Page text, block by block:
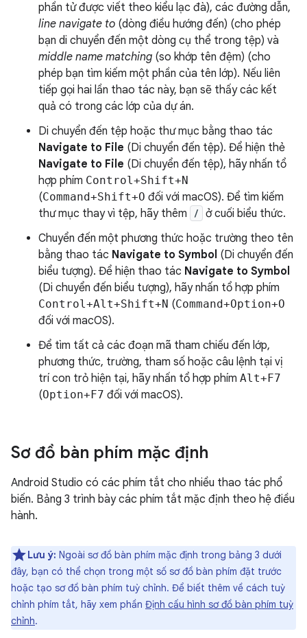
phần tử được viết theo kiểu lạc đà), các đường dẫn,
line navigate to (dòng điều hướng đến) (cho phép
bạn di chuyển đến một dòng cụ thể trong tệp) và
middle name matching (so khớp tên đệm) (cho
phép bạn tìm kiếm một phần của tên lớp). Nếu liên
tiếp gọi hai lần thao tác này, bạn sẽ thấy các kết
quả có trong các lớp của dự án.
Di chuyển đến tệp hoặc thư mục bằng thao tác
Navigate to File (Di chuyển đến tệp). Để hiện thẻ
Navigate to File (Di chuyển đến tệp), hãy nhấn tổ
hợp phím Control+Shift+N
(Command+Shift+O đối với macOS). Để tìm kiếm
thư mục thay vì tệp, hãy thêm
/ ở cuối biểu thức.
Chuyển đến một phương thức hoặc trường theo tên
bằng thao tác Navigate to Symbol (Di chuyển đến
biểu tượng). Để hiện thao tác Navigate to Symbol
(Di chuyển đến biểu tượng), hãy nhấn tổ hợp phím
Control+Alt+Shift+N (Command+Option+O
đối với macOS).
Để tìm tất cả các đoạn mã tham chiếu đến lớp,
phương thức, trường, tham số hoặc câu lệnh tại vị
trí con trỏ hiện tại, hãy nhấn tổ hợp phím Alt+F7
(Option+F7 đối với macOS).
Sơ đồ bàn phím mặc định
Android Studio có các phím tắt cho nhiều thao tác phổ
biến. Bảng 3 trình bày các phím tắt mặc định theo hệ điều
hành.
Lưu ý: Ngoài sơ đồ bàn phím mặc định trong bảng 3 dưới
đây, bạn có thể chọn trong một số sơ đồ bàn phím đặt trước
hoặc tạo sơ đồ bàn phím tuỳ chỉnh. Để biết thêm về cách tuỳ
chỉnh phím tắt, hãy xem phần Định cấu hình sơ đồ bàn phím tuỳ
chỉnh.